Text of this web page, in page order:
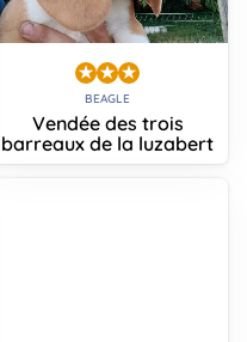
BEAGLE
Vendée des trois
barreaux de la luzabert